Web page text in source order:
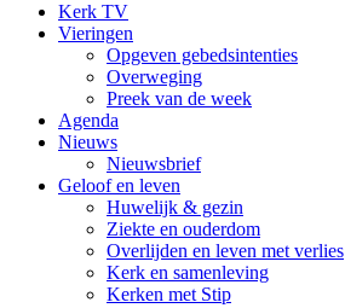
Kerk TV
Vieringen
Opgeven gebedsintenties
Overweging
Preek van de week
Agenda
Nieuws
Nieuwsbrief
Geloof en leven
Huwelijk & gezin
Ziekte en ouderdom
Overlijden en leven met verlies
Kerk en samenleving
Kerken met Stip